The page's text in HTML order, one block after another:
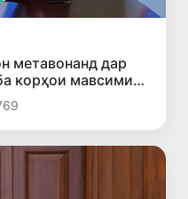
метавонанд дар
корҳои мавсимии
шаванд